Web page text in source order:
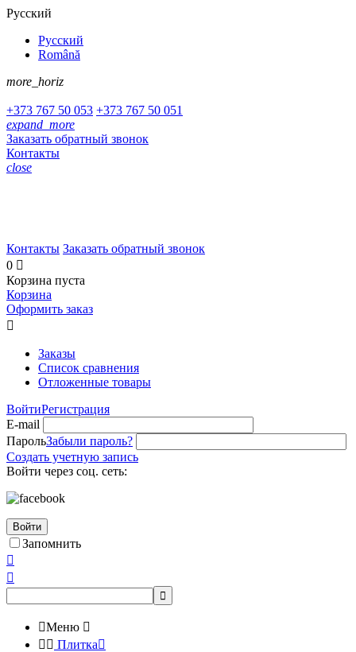
Русский
Русский
Română
more_horiz
+373 767 50 053 +373 767 50 051
expand_more
Заказать обратный звонок
Контакты
close
Контакты Заказать обратный звонок
0 
Корзина пуста
Корзина
Оформить заказ

Заказы
Список сравнения
Отложенные товары
ВойтиРегистрация
E-mail
ПарольЗабыли пароль?
Создать учетную запись
Войти через соц. сеть:
Войти
Запомнить



Меню 
  Плитка